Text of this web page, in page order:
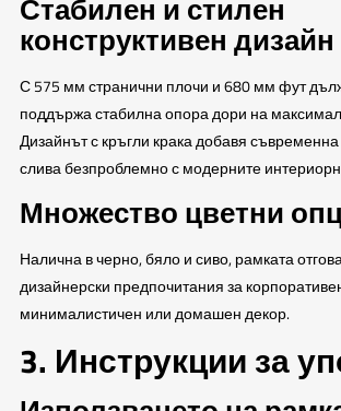
Стабилен и стилен
конструктивен дизайн
С 575 мм странични плочи и 680 мм фут
поддържа стабилна опора дори на
Дизайнът с кръгли крака добавя съвременна
слива безпроблемно с модерните
Множество цветни
Налична в черно, бяло и сиво, рамката
дизайнерски предпочитания за
минималистичен или домашен декор.
3. Инструкции за